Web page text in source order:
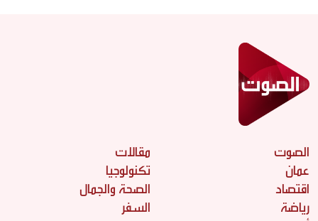
الصوت
عمان
اقتصاد
رياضة
مقالات
تكنولوجيا
الصحة والجمال
السفر